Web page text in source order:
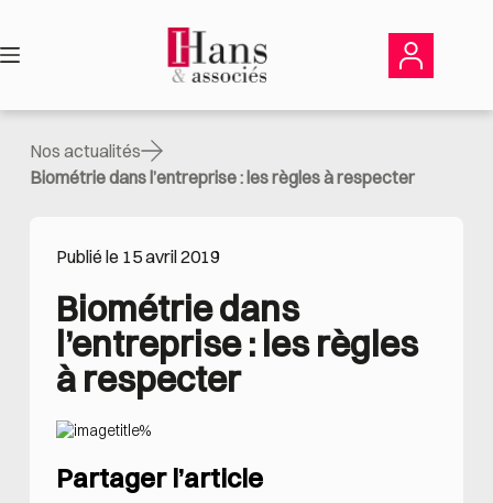
contenu
Nos actualités
Biométrie dans l’entreprise : les règles à respecter
Publié le 15 avril 2019
Biométrie dans
l’entreprise : les règles
à respecter
Partager l’article